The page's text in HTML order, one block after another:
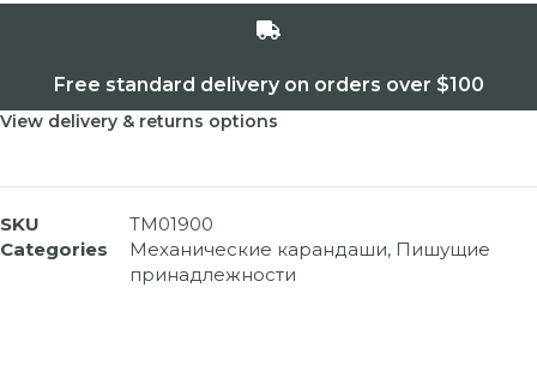
Free standard delivery on orders over $100
View delivery & returns options
SKU
TM01900
Categories
Механические карандаши, Пишущие
принадлежности